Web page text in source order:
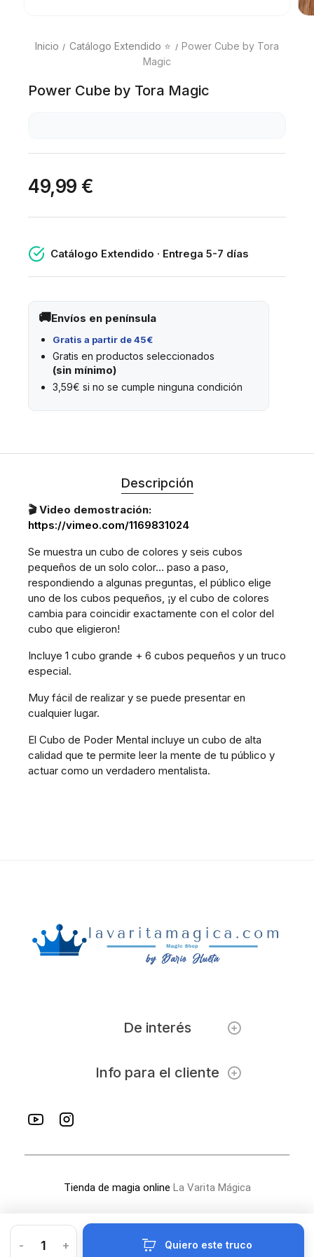
Inicio Catálogo Extendido ⭐
Power Cube by Tora
Magic
Power Cube by Tora Magic
49,99 €
- + Quiero este truco
Catálogo Extendido · Entrega 5-7 días
Envíos en península
Gratis a partir de 45€
Gratis en productos seleccionados
(sin mínimo)
3,59€ si no se cumple ninguna condición
Descripción
🎬 Video demostración:
https://vimeo.com/1169831024
Se muestra un cubo de colores y seis cubos
pequeños de un solo color… paso a paso,
respondiendo a algunas preguntas, el público elige
uno de los cubos pequeños, ¡y el cubo de colores
cambia para coincidir exactamente con el color del
cubo que eligieron!
Incluye 1 cubo grande + 6 cubos pequeños y un truco
especial.
Muy fácil de realizar y se puede presentar en
cualquier lugar.
El Cubo de Poder Mental incluye un cubo de alta
calidad que te permite leer la mente de tu público y
actuar como un verdadero mentalista.
De interés
Info para el cliente
Tienda de magia online La Varita Mágica